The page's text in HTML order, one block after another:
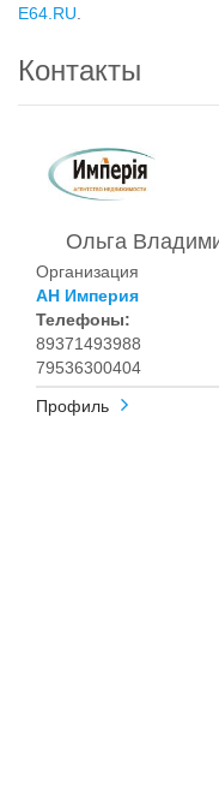
E64.RU
Контакты
Ольга
Организация
АН Империя
Телефоны:
89371493988
79536300404
Профиль